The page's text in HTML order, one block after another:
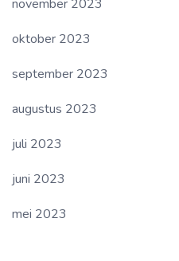
november 2023
oktober 2023
september 2023
augustus 2023
juli 2023
juni 2023
mei 2023